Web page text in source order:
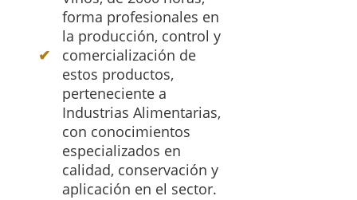
forma profesionales en
la producción, control y
comercialización de
estos productos,
perteneciente a
Industrias Alimentarias,
con conocimientos
especializados en
calidad, conservación y
aplicación en el sector.